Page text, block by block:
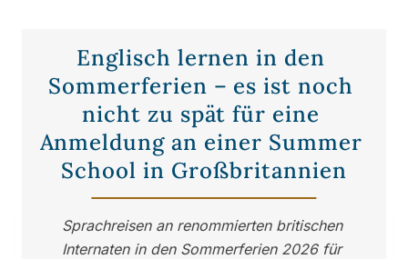
Englisch lernen in den
Sommerferien – es ist noch
nicht zu spät für eine
Anmeldung an einer Summer
School in Großbritannien
Sprachreisen an renommierten britischen
Internaten in den Sommerferien 2026 für